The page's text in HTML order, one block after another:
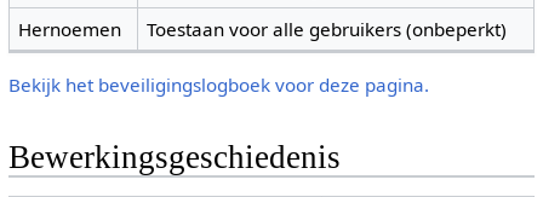
Hernoemen
Toestaan voor alle gebruikers (onbeperkt)
Bekijk het beveiligingslogboek voor deze pagina.
Bewerkingsgeschiedenis